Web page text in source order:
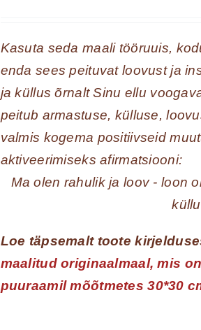
Kasuta seda maali tööruuis,
enda sees peituvat loovust ja
ja küllus õrnalt Sinu ellu
peitub armastuse, külluse,
valmis kogema positiivseid
aktiveerimiseks afirmatsiooni:
Ma olen rahulik ja loov - loon
Loe täpsemalt toote
maalitud originaalmaal, mis
puuraamil mõõtmetes 30*30